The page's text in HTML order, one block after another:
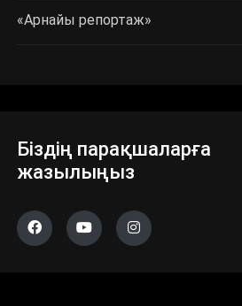
«Арнайы репортаж»
Біздің парақшаларға
жазылыңыз